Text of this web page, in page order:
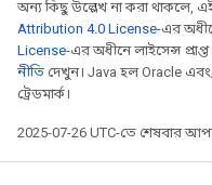
অন্য কিছু উল্লেখ না করা থাকলে, এই
Attribution 4.0 License-এর
License-এর অধীনে লাইসেন্স
নীতি দেখুন। Java হল Oracle এবং/
ট্রেডমার্ক।
2025-07-26 UTC-তে শেষবার